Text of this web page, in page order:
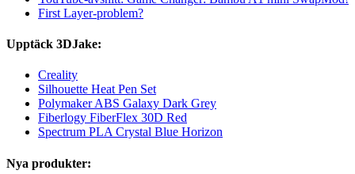
First Layer-problem?
Upptäck 3DJake:
Creality
Silhouette Heat Pen Set
Polymaker ABS Galaxy Dark Grey
Fiberlogy FiberFlex 30D Red
Spectrum PLA Crystal Blue Horizon
Nya produkter: